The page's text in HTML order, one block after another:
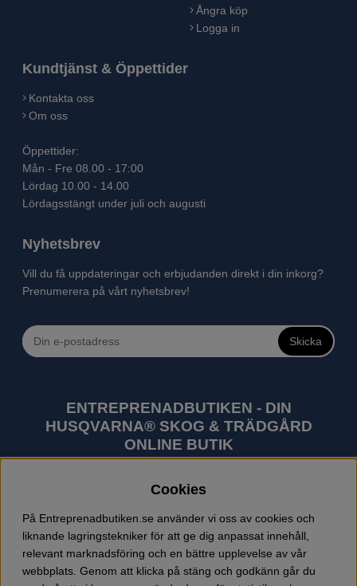
Ångra köp
Logga in
Kundtjänst & Öppettider
Kontakta oss
Om oss
Öppettider:
Mån - Fre 08.00 - 17:00
Lördag 10.00 - 14.00
Lördagsstängt under juli och augusti
Nyhetsbrev
Vill du få uppdateringar och erbjudanden direkt i din inkorg?
Prenumerera på vårt nyhetsbrev!
Skicka
ENTREPRENADBUTIKEN - DIN
HUSQVARNA® SKOG & TRÄDGÅRD
ONLINE BUTIK
utomhusprodukter som skogsmaskiner och
trädgårdsmaskiner. I sortimentet finns bl.a. robotgräsklippare,
motorsågar, röjsågar, trimmers, riders, åkgräsklippare,
trädgårdstraktorer, gräsklippare, häcksaxar, lövblåsar,
jordfräsar, snöslungor, skyddskläder och arbetskläder.
Entreprenadbutiken har snabba leveranser av Husqvarna
Cookies
På Entreprenadbutiken.se använder vi oss av cookies och
liknande lagringstekniker för att ge dig anpassat innehåll,
relevant marknadsföring och en bättre upplevelse av vår
webbplats. Genom att klicka på stäng och godkänn går du